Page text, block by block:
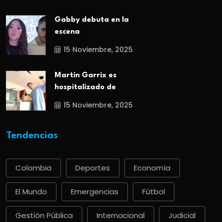
Gabby debuta en la
escena
15 Noviembre, 2025
Martin Garrix es
hospitalizado de
15 Noviembre, 2025
Tendencias
Colombia Deportes Economía
El Mundo Emergencias Fútbol
Gestión Pública Internacional Judicial